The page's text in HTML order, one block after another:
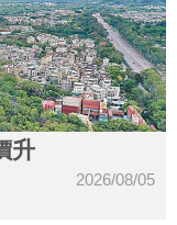
升
2026/08/05